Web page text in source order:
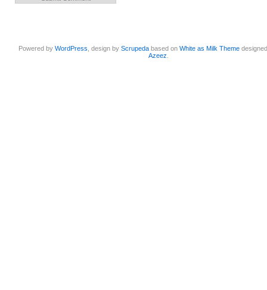
Powered byWordPress , design byScrupeda based onWhite as Milk Theme
Azeez